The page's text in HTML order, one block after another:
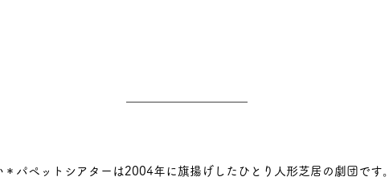
＊パペットシアターは2004年に旗揚げしたひとり人形芝居の劇団です。